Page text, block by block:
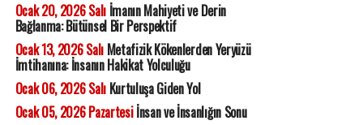
Ocak 20, 2026 Salıİmanın Mahiyeti ve Derin
Bağlanma: Bütünsel Bir Perspektif
Ocak 13, 2026 SalıMetafizik Kökenlerden Yeryüzü
İmtihanına: İnsanın Hakikat Yolculuğu
Ocak 06, 2026 SalıKurtuluşa Giden Yol
Ocak 05, 2026 Pazartesiİnsan ve İnsanlığın Sonu